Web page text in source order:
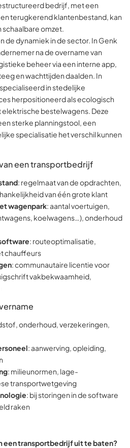
bedrijf, met een
terugkerend klantenbestand, kan
schaalbare omzet.
de dynamiek in de sector. In Genk
na de overname van
beheer via een interne app,
en wachttijden daalden. In
in stedelijke
herpositioneerd als ecologisch
bestelwagens. Deze
sterke planningstool, een
specialisatie het verschil kunnen
een transportbedrijf
: regelmaat van de opdrachten,
van één grote klant
wagenpark: aantal voertuigen,
koelwagens…), onderhoud
: routeoptimalisatie,
chauffeurs
: communautaire licentie voor
vakbekwaamheid,
onderhoud, verzekeringen,
: aanwerving, opleiding,
: milieunormen, lage-
transportwetgeving
: bij storingen in de software
raken
een transportbedrijf uit te baten?